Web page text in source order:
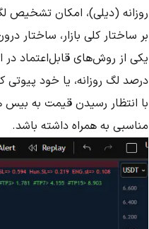
روزانه (دیلی)، امکان تشخیص
بر ساختار کلی بازار، ساختار
درصد لگ روزانه، یا خود پیوتی
با انتظار رسیدن قیمت به
مناسبی به همراه داشته باشد.